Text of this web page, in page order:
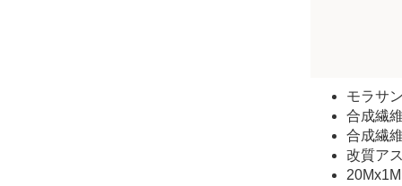
モラサ
合成繊
合成繊
改質ア